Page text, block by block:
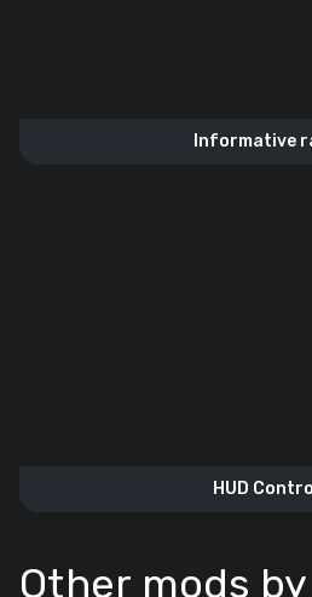
Informative
HUD
Other mods